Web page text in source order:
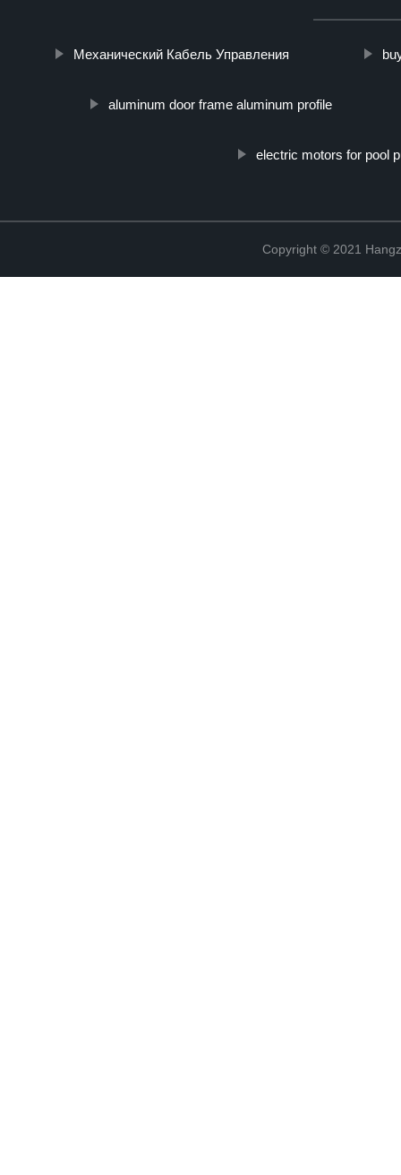
Механический Кабель Управления
aluminum door frame aluminum profile
electric motors for pool
Copyright © 2021